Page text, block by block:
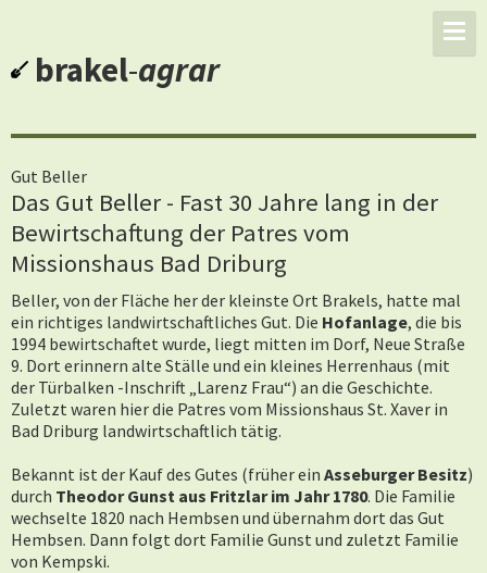
brakel-agrar
Gut Beller
Das Gut Beller - Fast 30 Jahre lang in der
Bewirtschaftung der Patres vom
Missionshaus Bad Driburg
Beller, von der Fläche her der kleinste Ort Brakels, hatte mal
ein richtiges landwirtschaftliches Gut. Die Hofanlage, die bis
1994 bewirtschaftet wurde, liegt mitten im Dorf, Neue Straße
9. Dort erinnern alte Ställe und ein kleines Herrenhaus (mit
der Türbalken -Inschrift „Larenz Frau“) an die Geschichte.
Zuletzt waren hier die Patres vom Missionshaus St. Xaver in
Bad Driburg landwirtschaftlich tätig.
Bekannt ist der Kauf des Gutes (früher ein Asseburger Besitz)
durch Theodor Gunst aus Fritzlar im Jahr 1780. Die Familie
wechselte 1820 nach Hembsen und übernahm dort das Gut
Hembsen. Dann folgt dort Familie Gunst und zuletzt Familie
von Kempski.